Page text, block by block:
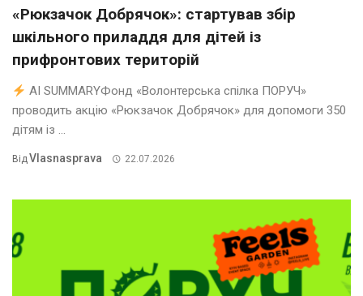
«Рюкзачок Добрячок»: стартував збір
шкільного приладдя для дітей із
прифронтових територій
AI SUMMARYФонд «Волонтерська спілка ПОРУЧ»
проводить акцію «Рюкзачок Добрячок» для допомоги 350
дітям із ...
ВідVlasnasprava 22.07.2026